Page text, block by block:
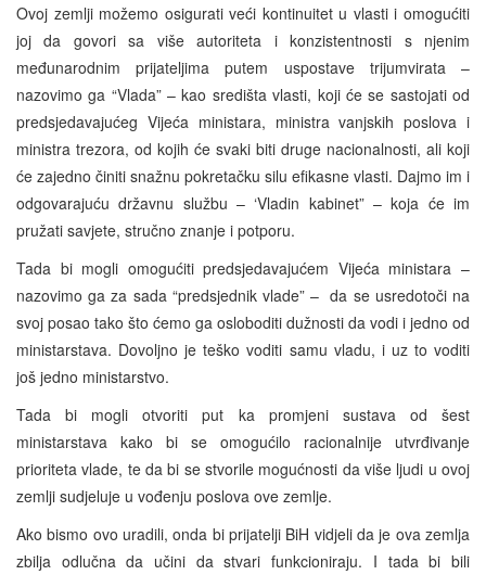
Ovoj zemlji možemo osigurati veći kontinuitet u vlasti i omogućiti
joj da govori sa više autoriteta i konzistentnosti s njenim
međunarodnim prijateljima putem uspostave trijumvirata –
nazovimo ga “Vlada” – kao središta vlasti, koji će se sastojati od
predsjedavajućeg Vijeća ministara, ministra vanjskih poslova i
ministra trezora, od kojih će svaki biti druge nacionalnosti, ali koji
će zajedno činiti snažnu pokretačku silu efikasne vlasti. Dajmo im i
odgovarajuću državnu službu – ‘Vladin kabinet” – koja će im
pružati savjete, stručno znanje i potporu.
Tada bi mogli omogućiti predsjedavajućem Vijeća ministara –
nazovimo ga za sada “predsjednik vlade” – da se usredotoči na
svoj posao tako što ćemo ga osloboditi dužnosti da vodi i jedno od
ministarstava. Dovoljno je teško voditi samu vladu, i uz to voditi
još jedno ministarstvo.
Tada bi mogli otvoriti put ka promjeni sustava od šest
ministarstava kako bi se omogućilo racionalnije utvrđivanje
prioriteta vlade, te da bi se stvorile mogućnosti da više ljudi u ovoj
zemlji sudjeluje u vođenju poslova ove zemlje.
Ako bismo ovo uradili, onda bi prijatelji BiH vidjeli da je ova zemlja
zbilja odlučna da učini da stvari funkcioniraju. I tada bi bili